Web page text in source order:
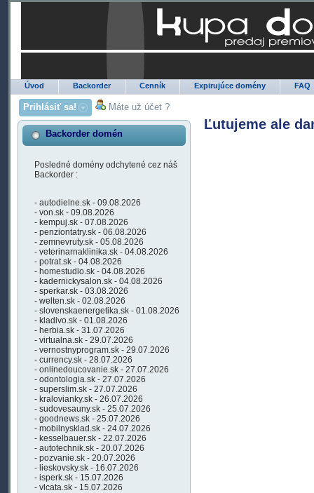
Úvod Backorder Cenník Expirujúce domény FAQ
Prihlásiť sa! Máte už účet ?
Backorder domén
Posledné domény odchytené cez náš
Backorder :
- autodielne.sk - 09.08.2026
- von.sk - 09.08.2026
- kempuj.sk - 07.08.2026
- penziontatry.sk - 06.08.2026
- zemnevruty.sk - 05.08.2026
- veterinarnaklinika.sk - 04.08.2026
- potrat.sk - 04.08.2026
- homestudio.sk - 04.08.2026
- kadernickysalon.sk - 04.08.2026
- sperkar.sk - 03.08.2026
- welten.sk - 02.08.2026
- slovenskaenergetika.sk - 01.08.2026
- kladivo.sk - 01.08.2026
- herbia.sk - 31.07.2026
- virtualna.sk - 29.07.2026
- vernostnyprogram.sk - 29.07.2026
- currency.sk - 28.07.2026
- onlinedoucovanie.sk - 27.07.2026
- odontologia.sk - 27.07.2026
- superslim.sk - 27.07.2026
- kralovianky.sk - 26.07.2026
- sudovesauny.sk - 25.07.2026
- goodnews.sk - 25.07.2026
- mobilnysklad.sk - 24.07.2026
- kesselbauer.sk - 22.07.2026
- autotechnik.sk - 20.07.2026
- pozvanie.sk - 20.07.2026
- lieskovsky.sk - 16.07.2026
- isperk.sk - 15.07.2026
- vlcata.sk - 15.07.2026
Ľutujeme ale